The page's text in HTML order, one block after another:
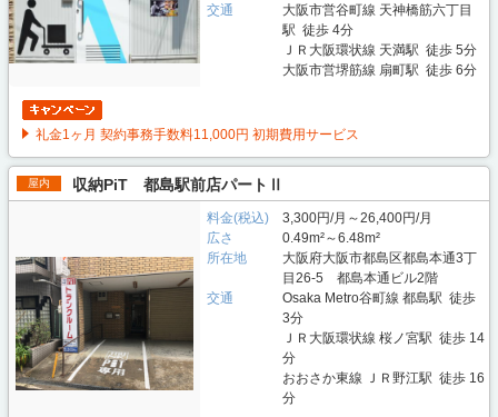
交通
大阪市営谷町線 天神橋筋六丁目
駅 徒歩 4分
ＪＲ大阪環状線 天満駅 徒歩 5分
大阪市営堺筋線 扇町駅 徒歩 6分
礼金1ヶ月 契約事務手数料11,000円 初期費用サービス
屋内 収納PiT 都島駅前店パートⅡ
料金(税込)
3,300円/月～26,400円/月
広さ
0.49m²～6.48m²
所在地
大阪府大阪市都島区都島本通3丁
目26-5 都島本通ビル2階
交通
Osaka Metro谷町線 都島駅 徒歩
3分
ＪＲ大阪環状線 桜ノ宮駅 徒歩 14
分
おおさか東線 ＪＲ野江駅 徒歩 16
分